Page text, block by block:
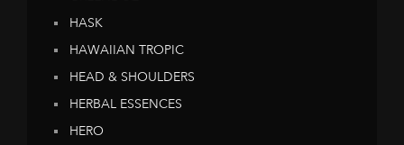
HASK
HAWAIIAN TROPIC
HEAD & SHOULDERS
HERBAL ESSENCES
HERO